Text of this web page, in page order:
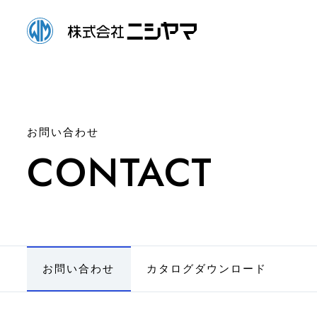
お問い合わせ
CONTACT
お問い合わせ カタログダウンロード